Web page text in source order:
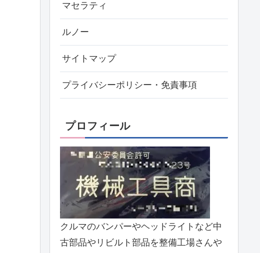
マセラティ
ルノー
サイトマップ
プライバシーポリシー・免責事項
プロフィール
クルマのバンパーやヘッドライトなど中
古部品やリビルト部品を整備工場さんや